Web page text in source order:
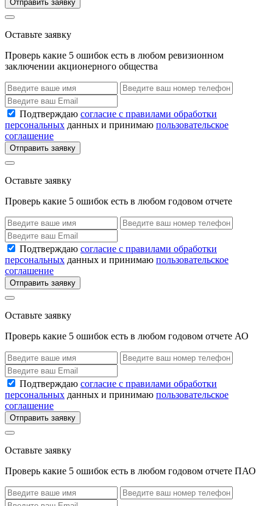
Отправить заявку
Оставьте заявку
Проверь какие 5 ошибок есть в любом ревизионном
заключении акционерного общества
Подтверждаю согласие с правилами обработки
персональных данных и принимаю пользовательское
соглашение
Отправить заявку
Оставьте заявку
Проверь какие 5 ошибок есть в любом годовом отчете
Подтверждаю согласие с правилами обработки
персональных данных и принимаю пользовательское
соглашение
Отправить заявку
Оставьте заявку
Проверь какие 5 ошибок есть в любом годовом отчете АО
Подтверждаю согласие с правилами обработки
персональных данных и принимаю пользовательское
соглашение
Отправить заявку
Оставьте заявку
Проверь какие 5 ошибок есть в любом годовом отчете ПАО